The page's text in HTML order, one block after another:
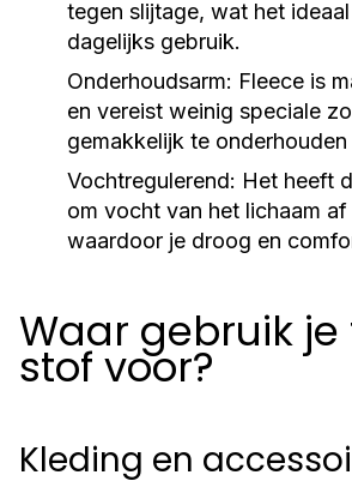
tegen slijtage, wat het
dagelijks gebruik.
Onderhoudsarm: Fleece is
en vereist weinig speciale
gemakkelijk te onderhouden
Vochtregulerend: Het heeft
om vocht van het lichaam
waardoor je droog en
Waar gebruik je
stof voor?
Kleding en